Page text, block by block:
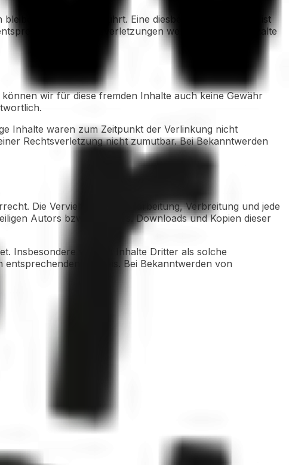
hiervon unberührt. Eine diesbezügliche Haftung ist
Rechtsverletzungen werden wir diese Inhalte
wir für diese fremden Inhalte auch keine Gewähr
Inhalte waren zum Zeitpunkt der Verlinkung nicht
Rechtsverletzung nicht zumutbar. Bei Bekanntwerden
Die Vervielfältigung, Bearbeitung, Verbreitung und jede
Autors bzw. Erstellers. Downloads und Kopien dieser
Insbesondere werden Inhalte Dritter als solche
Hinweis. Bei Bekanntwerden von